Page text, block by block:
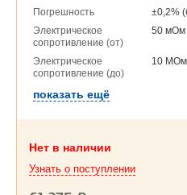
Погрешность
±0,2%
Электрическое
сопротивление (от)
50 мОм
Электрическое
сопротивление (до)
10 МОм
показать ещё
Нет в наличии
Узнать о поступлении